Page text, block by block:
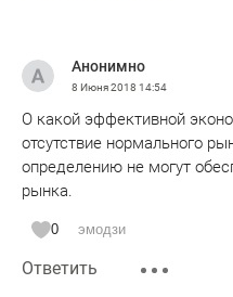
Анонимно
8 Июня 2018 14:54
О какой эффективной
отсутствие нормального
определению не могут
рынка.
0 эмодзи
Ответить